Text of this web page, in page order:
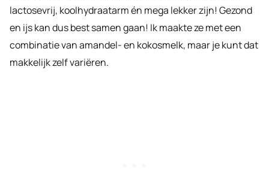
lactosevrij, koolhydraatarm én mega lekker zijn! Gezond
en ijs kan dus best samen gaan! Ik maakte ze met een
combinatie van amandel- en kokosmelk, maar je kunt dat
makkelijk zelf variëren.